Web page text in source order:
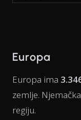
Europa
Europa ima
zemlje.
regiju.